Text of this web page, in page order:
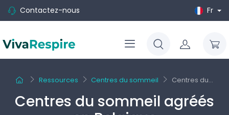
Contactez-nous Fr
Ressources Centres du sommeil Centres du...
Centres du sommeil agréés